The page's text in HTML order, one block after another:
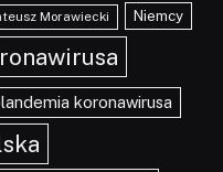
Morawiecki Niemcy
koronawirusa